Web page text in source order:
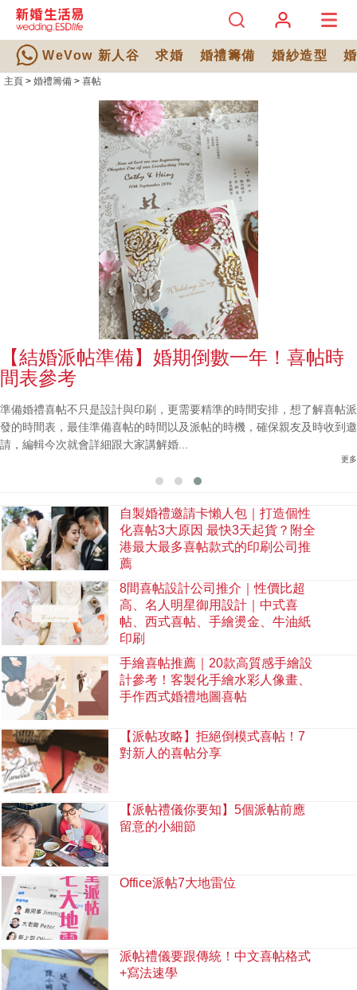
WeVow 新人谷 求婚 婚禮籌備 婚紗造型
主頁 > 婚禮籌備 > 喜帖
【結婚派帖準備】婚期倒數一年！喜帖時
間表參考
準備婚禮喜帖不只是設計與印刷，更需要精準的時間安排，想了解喜帖派
發的時間表，最佳準備喜帖的時間以及派帖的時機，確保親友及時收到邀
請，編輯今次就會詳細跟大家講解婚...
更多
自製婚禮邀請卡懶人包｜打造個性
化喜帖3大原因 最快3天起貨？附全
港最大最多喜帖款式的印刷公司推
薦
8間喜帖設計公司推介｜性價比超
高、名人明星御用設計｜中式喜
帖、西式喜帖、手繪燙金、牛油紙
印刷
手繪喜帖推薦｜20款高質感手繪設
計參考！客製化手繪水彩人像畫、
手作西式婚禮地圖喜帖
【派帖攻略】拒絕倒模式喜帖！7
對新人的喜帖分享
【派帖禮儀你要知】5個派帖前應
留意的小細節
Office派帖7大地雷位
派帖禮儀要跟傳統！中文喜帖格式
+寫法速學